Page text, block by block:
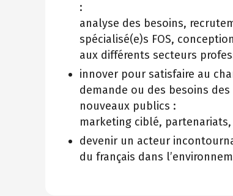
:
analyse des besoins,
spécialisé(e)s FOS,
aux différents secteurs
innover pour satisfaire au
demande ou des besoins
nouveaux publics :
marketing ciblé,
devenir un acteur
du français dans